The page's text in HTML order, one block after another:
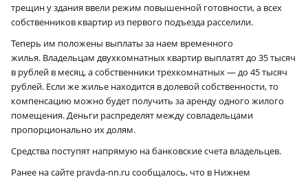
трещин у здания ввели режим повышенной готовности, а всех
собственников квартир из первого подъезда расселили.
Теперь им положены выплаты за наем временного
жилья. Владельцам двухкомнатных квартир выплатят до 35 тысяч
в рублей в месяц, а собственники трехкомнатных — до 45 тысяч
рублей. Если же жилье находится в долевой собственности, то
компенсацию можно будет получить за аренду одного жилого
помещения. Деньги распределят между совладельцами
пропорционально их долям.
Средства поступят напрямую на банковские счета владельцев.
Ранее на сайте pravda-nn.ru сообщалось, что в Нижнем